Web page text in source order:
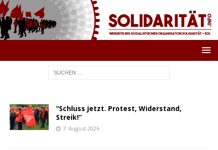
“Schluss jetzt. Protest, Widerstand,
Streik!”
7. August 2026